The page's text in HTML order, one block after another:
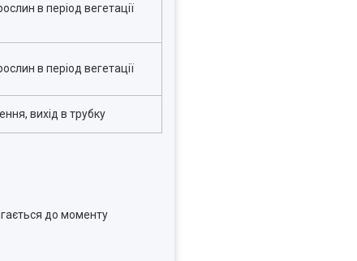
в період вегетації
в період вегетації
вихід в трубку
до моменту